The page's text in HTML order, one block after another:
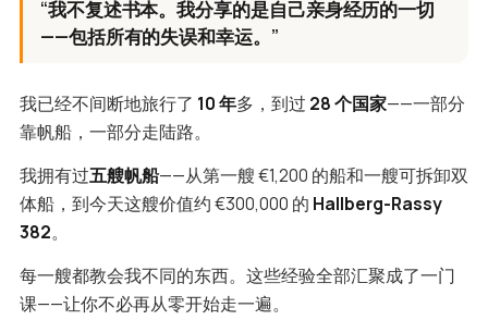
“我不复述书本。我分享的是自己亲身经历的一切
——包括所有的失误和幸运。”
我已经不间断地旅行了 10 年多，到过 28 个国家——一部分
靠帆船，一部分走陆路。
我拥有过五艘帆船——从第一艘 €1,200 的船和一艘可拆卸双
体船，到今天这艘价值约 €300,000 的 Hallberg-Rassy
382。
每一艘都教会我不同的东西。这些经验全部汇聚成了一门
课——让你不必再从零开始走一遍。